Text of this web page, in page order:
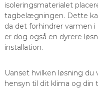
isoleringsmaterialet
tagbelægningen. Dette
da det forhindrer varmen
er dog også en dyrere
installation.
Uanset hvilken løsning
hensyn til dit klima og din